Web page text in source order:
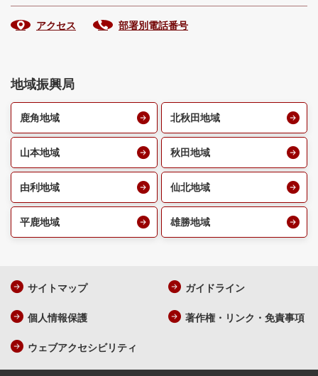
アクセス 部署別電話番号
地域振興局
鹿角地域 北秋田地域
山本地域 秋田地域
由利地域 仙北地域
平鹿地域 雄勝地域
サイトマップ ガイドライン
個人情報保護 著作権・リンク・免責事項
ウェブアクセシビリティ